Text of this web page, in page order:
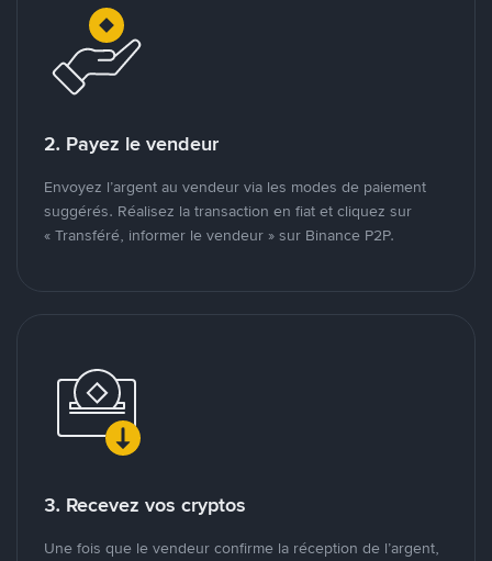
2. Payez le vendeur
Envoyez l’argent au vendeur via les modes de paiement
suggérés. Réalisez la transaction en fiat et cliquez sur
« Transféré, informer le vendeur » sur Binance P2P.
3. Recevez vos cryptos
Une fois que le vendeur confirme la réception de l’argent,